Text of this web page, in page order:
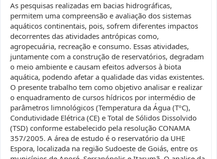
As pesquisas realizadas em bacias hidrográficas,
permitem uma compreensão e avaliação dos sistemas
aquáticos continentais, pois, sofrem diferentes impactos
decorrentes das atividades antrópicas como,
agropecuária, recreação e consumo. Essas atividades,
juntamente com a construção de reservatórios, degradam
o meio ambiente e causam efeitos adversos à biota
aquática, podendo afetar a qualidade das vidas existentes.
O presente trabalho tem como objetivo analisar e realizar
o enquadramento de cursos hídricos por intermédio de
parâmetros limnológicos (Temperatura da Água (TºC),
Condutividade Elétrica (CE) e Total de Sólidos Dissolvido
(TSD) conforme estabelecido pela resolução CONAMA
357/2005. A área de estudo é o reservatório da UHE
Espora, localizada na região Sudoeste de Goiás, entre os